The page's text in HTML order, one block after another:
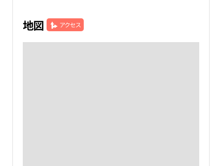
地図 アクセス